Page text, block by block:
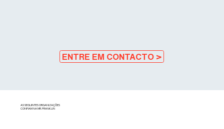
ENTRE EM CONTACTO >
AS SEGUINTES ORGANIZAÇÕES
CONFIAM NA MR. FRANKLIN